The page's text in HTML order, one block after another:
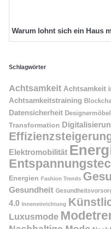
Warum lohnt sich ein Haus
Schlagwörter
Achtsamkeit Achtsamkeit
Achtsamkeitstraining
Datensicherheit Designermöbel
Transformation
Elektromobilität
Energien Fashion Trends
Gesundheit
4.0
Inneneinrichtung
Luxusmode